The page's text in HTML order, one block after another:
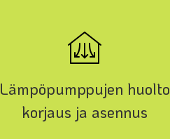
Lämpöpumppujen huolto
korjaus ja asennus